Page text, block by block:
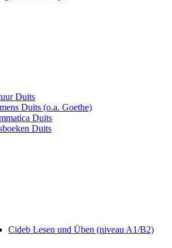
Duits
Duits (o.a. Goethe)
Duits
Duits
Cideb Lesen und Üben (niveau A1/B2)